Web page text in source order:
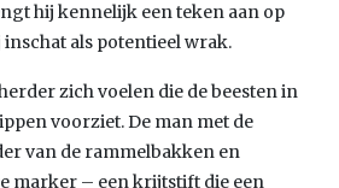
hij kennelijk een teken aan op
als potentieel wrak.
zich voelen die de beesten in
voorziet. De man met de
van de rammelbakken en
marker – een krijtstift die een